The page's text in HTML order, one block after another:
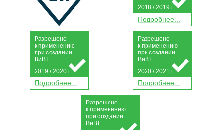
Подробнее...
2018 / 2019 г.
Подробнее...
Разрешено
к применению
присоздании
Ви ВТ
2019 / 2020 г.
Подробнее...
Разрешено
к применению
присоздании
Ви ВТ
2020 / 2021 г.
Разрешено
к применению
присоздании
Ви ВТ